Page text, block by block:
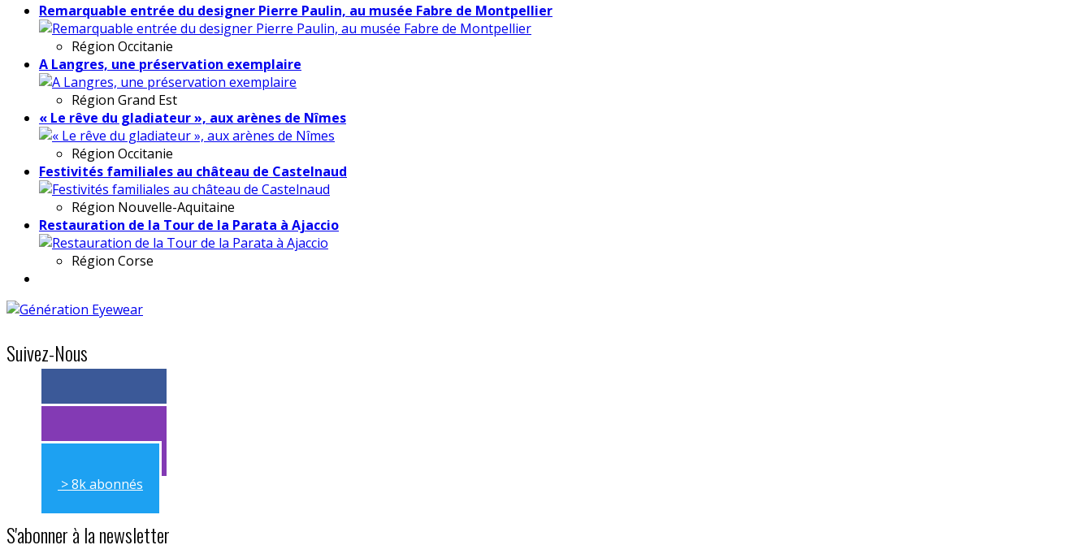
Remarquable entrée du designer Pierre Paulin, au musée Fabre de Montpellier
Région Occitanie
A Langres, une préservation exemplaire
Région Grand Est
« Le rêve du gladiateur », aux arènes de Nîmes
Région Occitanie
Festivités familiales au château de Castelnaud
Région Nouvelle-Aquitaine
Restauration de la Tour de la Parata à Ajaccio
Région Corse
Suivez-Nous
> 11k abonnés
> 11k abonnés
> 8k abonnés
S'abonner à la newsletter